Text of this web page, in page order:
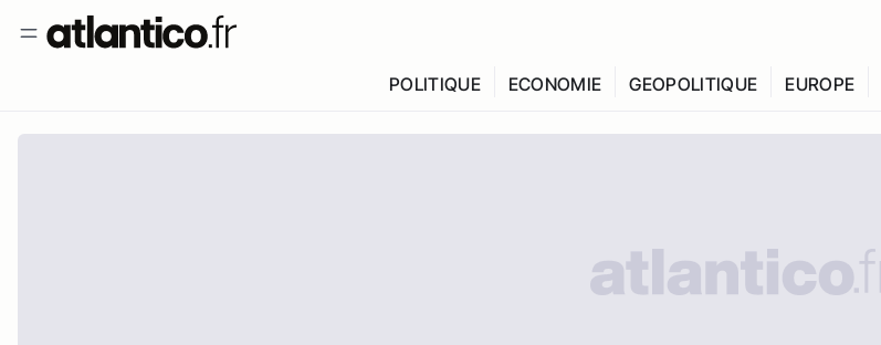
POLITIQUE ECONOMIE GEOPOLITIQUE EUROPE